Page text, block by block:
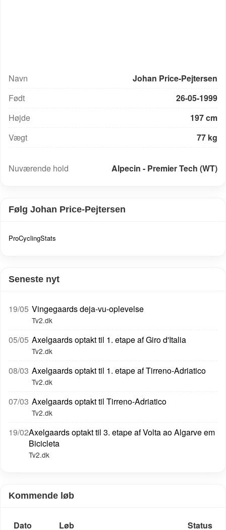
Navn
Johan Price-Pejtersen
Født
26-05-1999
Højde
197 cm
Vægt
77 kg
Nuværende hold Alpecin - Premier Tech (WT)
Følg Johan Price-Pejtersen
ProCyclingStats
Seneste nyt
19/05 Vingegaards deja-vu-oplevelse
Tv2.dk
05/05 Axelgaards optakt til 1. etape af Giro d'Italia
Tv2.dk
08/03 Axelgaards optakt til 1. etape af Tirreno-Adriatico
Tv2.dk
07/03 Axelgaards optakt til Tirreno-Adriatico
Tv2.dk
19/02Axelgaards optakt til 3. etape af Volta ao Algarve em
Bicicleta
Tv2.dk
Kommende løb
Dato Løb
Status